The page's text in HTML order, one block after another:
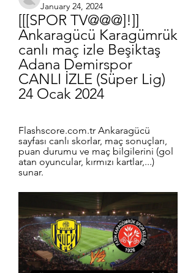
January 24, 2024
[[[SPOR TV@@@]!]]
Ankaragücü Karagümrük
canlı maç izle Beşiktaş
Adana Demirspor
CANLI İZLE (Süper Lig)
24 Ocak 2024
Flashscore.com.tr Ankaragücü
sayfası canlı skorlar, maç sonuçları,
puan durumu ve maç bilgilerini (gol
atan oyuncular, kırmızı kartlar,...)
sunar.